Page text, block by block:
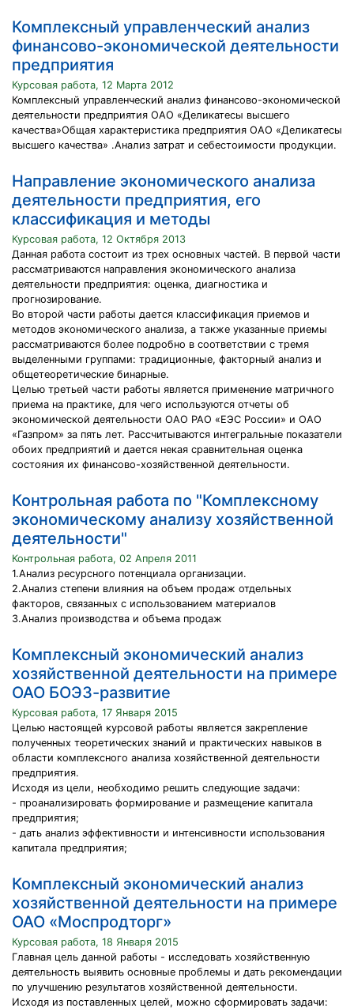
Комплексный управленческий анализ
финансово-экономической деятельности
предприятия
Курсовая работа, 12 Марта 2012
Комплексный управленческий анализ финансово-экономической
деятельности предприятия ОАО «Деликатесы высшего
качества»Общая характеристика предприятия ОАО «Деликатесы
высшего качества» .Анализ затрат и себестоимости продукции.
Направление экономического анализа
деятельности предприятия, его
классификация и методы
Курсовая работа, 12 Октября 2013
Данная работа состоит из трех основных частей. В первой части
рассматриваются направления экономического анализа
деятельности предприятия: оценка, диагностика и
прогнозирование.
Во второй части работы дается классификация приемов и
методов экономического анализа, а также указанные приемы
рассматриваются более подробно в соответствии с тремя
выделенными группами: традиционные, факторный анализ и
общетеоретические бинарные.
Целью третьей части работы является применение матричного
приема на практике, для чего используются отчеты об
экономической деятельности ОАО РАО «ЕЭС России» и ОАО
«Газпром» за пять лет. Рассчитываются интегральные показатели
обоих предприятий и дается некая сравнительная оценка
состояния их финансово-хозяйственной деятельности.
Контрольная работа по "Комплексному
экономическому анализу хозяйственной
деятельности"
Контрольная работа, 02 Апреля 2011
1.Анализ ресурсного потенциала организации.
2.Анализ степени влияния на объем продаж отдельных
факторов, связанных с использованием материалов
3.Анализ производства и объема продаж
Комплексный экономический анализ
хозяйственной деятельности на примере
ОАО БОЭЗ-развитие
Курсовая работа, 17 Января 2015
Целью настоящей курсовой работы является закрепление
полученных теоретических знаний и практических навыков в
области комплексного анализа хозяйственной деятельности
предприятия.
Исходя из цели, необходимо решить следующие задачи:
- проанализировать формирование и размещение капитала
предприятия;
- дать анализ эффективности и интенсивности использования
капитала предприятия;
Комплексный экономический анализ
хозяйственной деятельности на примере
ОАО «Моспродторг»
Курсовая работа, 18 Января 2015
Главная цель данной работы - исследовать хозяйственную
деятельность выявить основные проблемы и дать рекомендации
по улучшению результатов хозяйственной деятельности.
Исходя из поставленных целей, можно сформировать задачи: